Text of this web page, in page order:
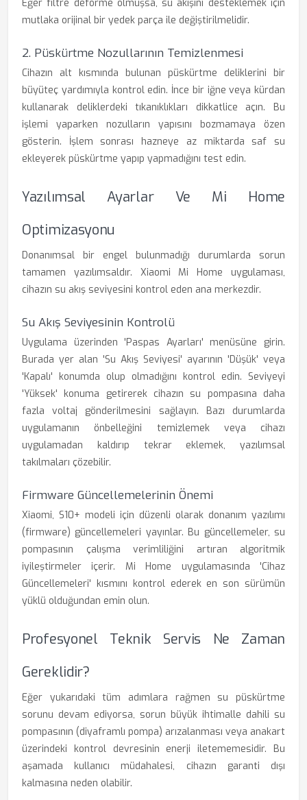
Eğer filtre deforme olmuşsa, su akışını desteklemek için
mutlaka orijinal bir yedek parça ile değiştirilmelidir.
2. Püskürtme Nozullarının Temizlenmesi
Cihazın alt kısmında bulunan püskürtme deliklerini bir
büyüteç yardımıyla kontrol edin. İnce bir iğne veya kürdan
kullanarak deliklerdeki tıkanıklıkları dikkatlice açın. Bu
işlemi yaparken nozulların yapısını bozmamaya özen
gösterin. İşlem sonrası hazneye az miktarda saf su
ekleyerek püskürtme yapıp yapmadığını test edin.
Yazılımsal Ayarlar Ve Mi Home
Optimizasyonu
Donanımsal bir engel bulunmadığı durumlarda sorun
tamamen yazılımsaldır. Xiaomi Mi Home uygulaması,
cihazın su akış seviyesini kontrol eden ana merkezdir.
Su Akış Seviyesinin Kontrolü
Uygulama üzerinden 'Paspas Ayarları' menüsüne girin.
Burada yer alan 'Su Akış Seviyesi' ayarının 'Düşük' veya
'Kapalı' konumda olup olmadığını kontrol edin. Seviyeyi
'Yüksek' konuma getirerek cihazın su pompasına daha
fazla voltaj gönderilmesini sağlayın. Bazı durumlarda
uygulamanın önbelleğini temizlemek veya cihazı
uygulamadan kaldırıp tekrar eklemek, yazılımsal
takılmaları çözebilir.
Firmware Güncellemelerinin Önemi
Xiaomi, S10+ modeli için düzenli olarak donanım yazılımı
(firmware) güncellemeleri yayınlar. Bu güncellemeler, su
pompasının çalışma verimliliğini artıran algoritmik
iyileştirmeler içerir. Mi Home uygulamasında 'Cihaz
Güncellemeleri' kısmını kontrol ederek en son sürümün
yüklü olduğundan emin olun.
Profesyonel Teknik Servis Ne Zaman
Gereklidir?
Eğer yukarıdaki tüm adımlara rağmen su püskürtme
sorunu devam ediyorsa, sorun büyük ihtimalle dahili su
pompasının (diyaframlı pompa) arızalanması veya anakart
üzerindeki kontrol devresinin enerji iletememesidir. Bu
aşamada kullanıcı müdahalesi, cihazın garanti dışı
kalmasına neden olabilir.